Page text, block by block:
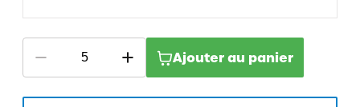
Ajouter au panier